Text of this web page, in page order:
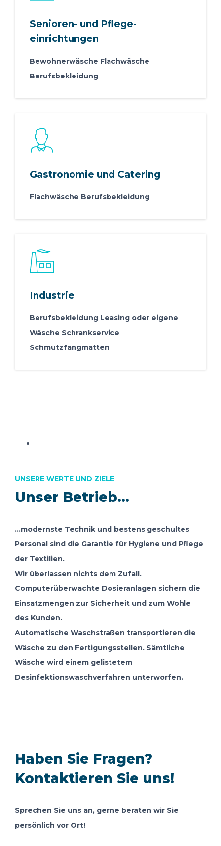
Senioren- und Pflege-
einrichtungen
Bewohnerwäsche Flachwäsche
Berufsbekleidung
Gastronomie und Catering
Flachwäsche Berufsbekleidung
Industrie
Berufsbekleidung Leasing oder eigene
Wäsche Schrankservice
Schmutzfangmatten
Unser Betrieb...
UNSERE WERTE UND ZIELE
...modernste Technik und bestens geschultes
Personal sind die Garantie für Hygiene und Pflege
der Textilien.
Wir überlassen nichts dem Zufall.
Computerüberwachte Dosieranlagen sichern die
Einsatzmengen zur Sicherheit und zum Wohle
des Kunden.
Automatische Waschstraßen transportieren die
Wäsche zu den Fertigungsstellen. Sämtliche
Wäsche wird einem gelistetem
Desinfektionswaschverfahren unterworfen.
Haben Sie Fragen?
Kontaktieren Sie uns!
Sprechen Sie uns an, gerne beraten wir Sie
persönlich vor Ort!